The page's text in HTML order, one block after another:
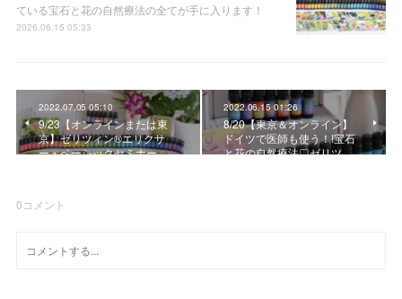
ている宝石と花の自然療法の全てが手に入ります！
2026.06.15 05:33
2022.07.05 05:10
9/23【オンラインまたは東
京】ゼリツィン®エリクサ
ー・ベーシックセミナー …
2022.06.15 01:26
8/20【東京＆オンライン】
ドイツで医師も使う！!宝石
と花の自然療法♡ゼリツ…
0コメント